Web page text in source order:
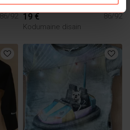
86/92 19 €
86/92
Kodumaine disain